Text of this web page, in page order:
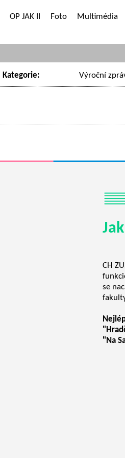
OP JAK II Foto Multimédia
Kategorie: Výroční
CH
se
"Na